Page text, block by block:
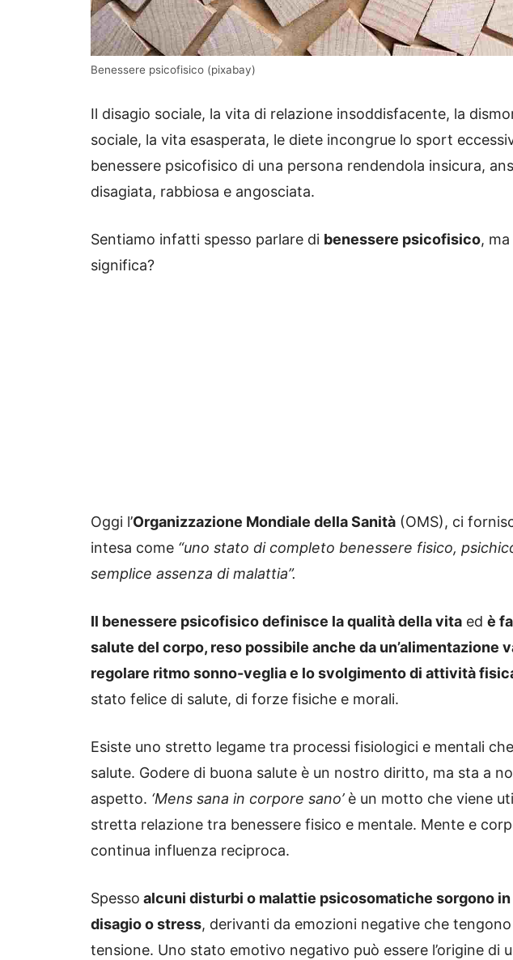
Benessere psicofisico (pixabay)
Il disagio sociale, la vita di relazione insoddisfacente, la
sociale, la vita esasperata, le diete incongrue lo sport
benessere psicofisico di una persona rendendola insicura,
disagiata, rabbiosa e angosciata.
Sentiamo infatti spesso parlare di benessere psicofisico,
significa?
Oggi l’Organizzazione Mondiale della Sanità (OMS), ci
intesa come “uno stato di completo benessere fisico,
semplice assenza di malattia”.
Il benessere psicofisico definisce la qualità della vita ed è
salute del corpo, reso possibile anche da un’alimentazione
regolare ritmo sonno-veglia e lo svolgimento di attività
stato felice di salute, di forze fisiche e morali.
Esiste uno stretto legame tra processi fisiologici e mentali
salute. Godere di buona salute è un nostro diritto, ma sta a
aspetto. ‘Mens sana in corpore sano’è un motto che viene
stretta relazione tra benessere fisico e mentale. Mente e
continua influenza reciproca.
Spesso alcuni disturbi o malattie psicosomatiche sorgono
disagio o stress, derivanti da emozioni negative che
tensione. Uno stato emotivo negativo può essere l’origine di